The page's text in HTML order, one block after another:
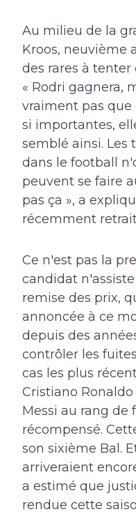
Au milieu de la
Kroos, neuvième
des rares à
« Rodri gagnera,
vraiment pas que
si importantes,
semblé ainsi. Les
dans le football
peuvent se faire
pas ça », a
récemment
Ce n'est pas la
candidat
remise des prix,
annoncée à ce
depuis des
contrôler les
cas les plus
Cristiano Ronaldo
Messi au rang de
récompensé.
son sixième Bal.
arriveraient
a estimé que
rendue cette